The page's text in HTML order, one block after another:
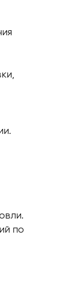
по